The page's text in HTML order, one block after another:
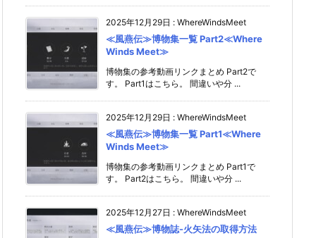
2025年12月29日 : WhereWindsMeet
≪風燕伝≫博物集一覧 Part2≪Where
Winds Meet≫
博物集の参考動画リンクまとめ Part2で
す。 Part1はこちら。 間違いや分 ...
2025年12月29日 : WhereWindsMeet
≪風燕伝≫博物集一覧 Part1≪Where
Winds Meet≫
博物集の参考動画リンクまとめ Part1で
す。 Part2はこちら。 間違いや分 ...
2025年12月27日 : WhereWindsMeet
≪風燕伝≫博物誌-火矢法の取得方法